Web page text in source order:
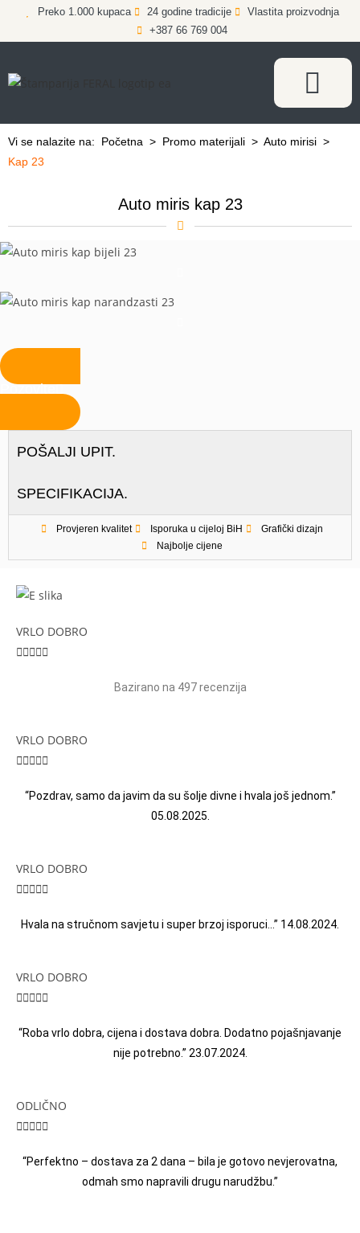
Preko 1.000 kupaca 24 godine tradicije
Vlastita proizvodnja
+387 66 769 004
Vi se nalazite na: Početna > Promo materijali > Auto mirisi >
Kap 23
Auto miris kap 23
Pozovite
POŠALJI UPIT.
SPECIFIKACIJA.
Provjeren kvalitet Isporuka u cijeloj BiH
Grafički dizajn
Najbolje cijene
VRLO DOBRO

Bazirano na 497 recenzija
VRLO DOBRO

“Pozdrav, samo da javim da su šolje divne i hvala još jednom.”
05.08.2025.
VRLO DOBRO

Hvala na stručnom savjetu i super brzoj isporuci…” 14.08.2024.
VRLO DOBRO

“Roba vrlo dobra, cijena i dostava dobra. Dodatno pojašnjavanje
nije potrebno.” 23.07.2024.
ODLIČNO

“Perfektno – dostava za 2 dana – bila je gotovo nevjerovatna,
odmah smo napravili drugu narudžbu.”